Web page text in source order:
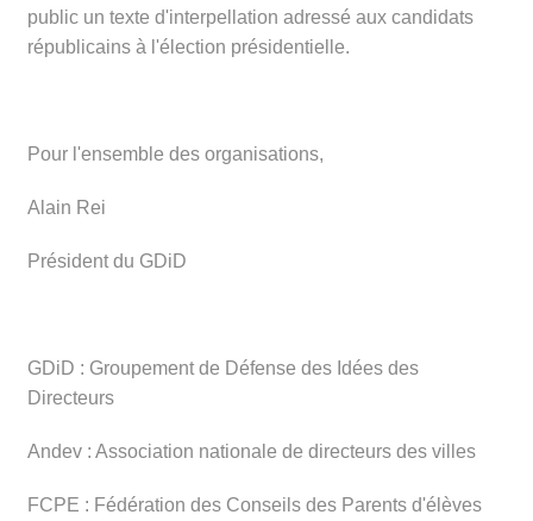
public un texte d'interpellation adressé aux candidats
républicains à l'élection présidentielle.
Pour l'ensemble des organisations,
Alain Rei
Président du GDiD
GDiD : Groupement de Défense des Idées des
Directeurs
Andev : Association nationale de directeurs des villes
FCPE : Fédération des Conseils des Parents d'élèves